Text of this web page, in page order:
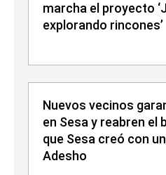
marcha el proyecto
explorando rincones’
Nuevos vecinos
en Sesa y reabren el
que Sesa creó con
Adesho